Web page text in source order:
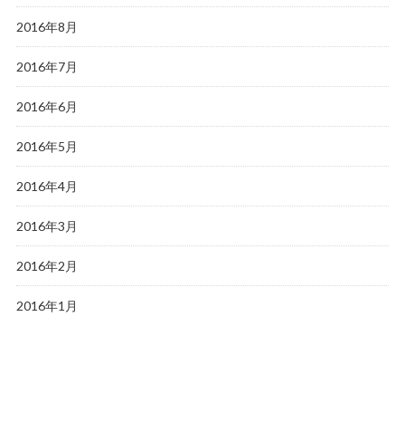
2016年8月
2016年7月
2016年6月
2016年5月
2016年4月
2016年3月
2016年2月
2016年1月